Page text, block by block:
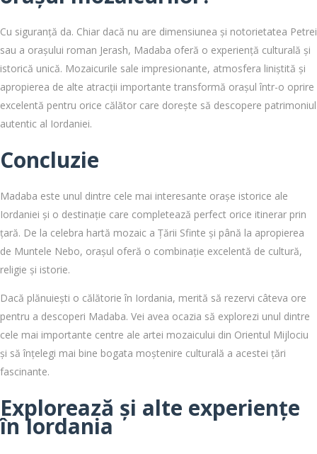
Cu siguranță da. Chiar dacă nu are dimensiunea și notorietatea Petrei
sau a orașului roman Jerash, Madaba oferă o experiență culturală și
istorică unică. Mozaicurile sale impresionante, atmosfera liniștită și
apropierea de alte atracții importante transformă orașul într-o oprire
excelentă pentru orice călător care dorește să descopere patrimoniul
autentic al Iordaniei.
Concluzie
Madaba este unul dintre cele mai interesante orașe istorice ale
Iordaniei și o destinație care completează perfect orice itinerar prin
țară. De la celebra hartă mozaic a Țării Sfinte și până la apropierea
de Muntele Nebo, orașul oferă o combinație excelentă de cultură,
religie și istorie.
Dacă plănuiești o călătorie în Iordania, merită să rezervi câteva ore
pentru a descoperi Madaba. Vei avea ocazia să explorezi unul dintre
cele mai importante centre ale artei mozaicului din Orientul Mijlociu
și să înțelegi mai bine bogata moștenire culturală a acestei țări
fascinante.
Explorează și alte experiențe
în Iordania